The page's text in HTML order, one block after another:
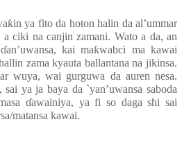
ƙin ya fito da hoton halin da al’ummar
ciki na canjin zamani. Wato a da, an
ɗan’uwansa, kai maƙwabci ma kawai
zama kyauta ballantana na jikinsa.
wuya, wai gurguwa da auren nesa.
sai ya ja baya da `yan’uwansa saboda
ɗawainiya, ya fi so daga shi sai
matansa kawai.